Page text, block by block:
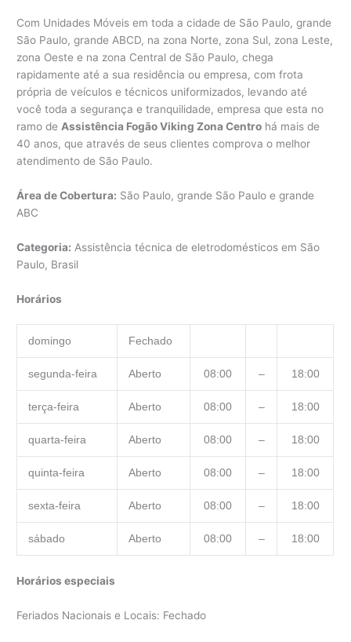
Com Unidades Móveis em toda a cidade de São Paulo, grande
São Paulo, grande ABCD, na zona Norte, zona Sul, zona Leste,
zona Oeste e na zona Central de São Paulo, chega
rapidamente até a sua residência ou empresa, com frota
própria de veículos e técnicos uniformizados, levando até
você toda a segurança e tranquilidade, empresa que esta no
ramo de Assistência Fogão Viking Zona Centro há mais de
40 anos, que através de seus clientes comprova o melhor
atendimento de São Paulo.
Área de Cobertura: São Paulo, grande São Paulo e grande
ABC
Categoria: Assistência técnica de eletrodomésticos em São
Paulo, Brasil
Horários
domingo Fechado
segunda-feira Aberto 08:00 – 18:00
terça-feira Aberto 08:00 – 18:00
quarta-feira Aberto 08:00 – 18:00
quinta-feira Aberto 08:00 – 18:00
sexta-feira Aberto 08:00 – 18:00
sábado Aberto 08:00 – 18:00
Horários especiais
Feriados Nacionais e Locais: Fechado